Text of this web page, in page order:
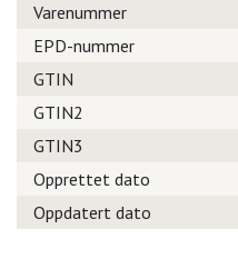
Varenummer
EPD-nummer
GTIN
GTIN2
GTIN3
Opprettet dato
Oppdatert dato